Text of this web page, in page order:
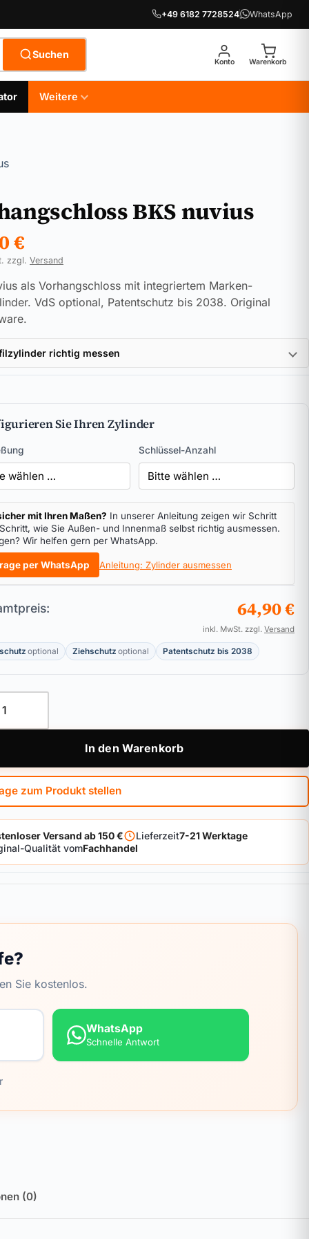
+49 6182 7728524 WhatsApp
Suchen
Konto Warenkorb
Weitere
BKS nuvius
€
zzgl. Versand
als Vorhangschloss mit integriertem Marken-
VdS optional, Patentschutz bis 2038. Original
richtig messen
Sie Ihren Zylinder
Schlüssel-Anzahl
mit Ihren Maßen? In unserer Anleitung zeigen wir Schritt
wie Sie Außen- und Innenmaß selbst richtig ausmessen.
Wir helfen gern per WhatsApp.
per WhatsApp Anleitung: Zylinder ausmessen
64,90 €
inkl. MwSt. zzgl. Versand
optional Ziehschutz optional Patentschutz bis 2038
In den Warenkorb
zum Produkt stellen
Versand ab 150 € Lieferzeit7-21 Werktage
Qualität vomFachhandel
Sie kostenlos.
WhatsApp
Schnelle Antwort
(0)